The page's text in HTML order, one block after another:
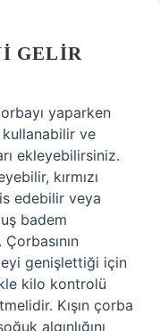
GELIR
yaparken
ve
ekleyebilirsiniz.
kırmızı
edebilir veya
badem
genişlettiği için
kilo kontrolü
Kışın çorba
algınlığını